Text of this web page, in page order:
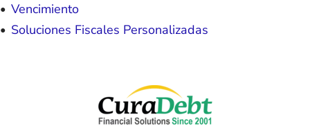
Vencimiento
Soluciones Fiscales Personalizadas